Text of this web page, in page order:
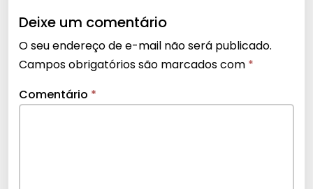
Deixe um comentário
O seu endereço de e-mail não será publicado.
Campos obrigatórios são marcados com *
Comentário *